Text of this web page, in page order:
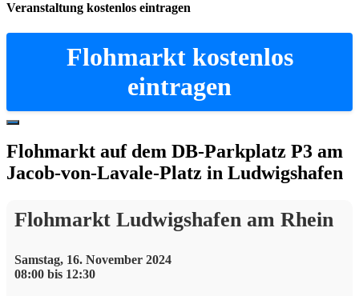
Content
Veranstaltung kostenlos eintragen
Flohmarkt kostenlos
eintragen
Hide
Content
Flohmarkt auf dem DB-Parkplatz P3 am
Jacob-von-Lavale-Platz in Ludwigshafen
Flohmarkt Ludwigshafen am Rhein
Samstag, 16. November 2024
08:00 bis 12:30